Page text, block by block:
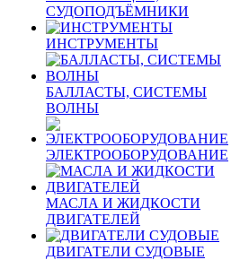
СУДОПОДЪЁМНИКИ
ИНСТРУМЕНТЫ
БАЛЛАСТЫ, СИСТЕМЫ
ВОЛНЫ
ЭЛЕКТРООБОРУДОВАНИЕ
МАСЛА И ЖИДКОСТИ
ДВИГАТЕЛЕЙ
ДВИГАТЕЛИ СУДОВЫЕ